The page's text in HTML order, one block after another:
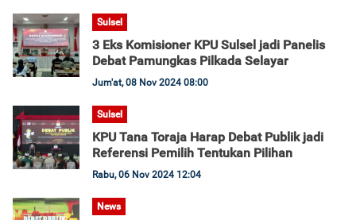
Sulsel
3 Eks Komisioner KPU Sulsel jadi Panelis
Debat Pamungkas Pilkada Selayar
Jum'at, 08 Nov 2024 08:00
Sulsel
KPU Tana Toraja Harap Debat Publik jadi
Referensi Pemilih Tentukan Pilihan
Rabu, 06 Nov 2024 12:04
News